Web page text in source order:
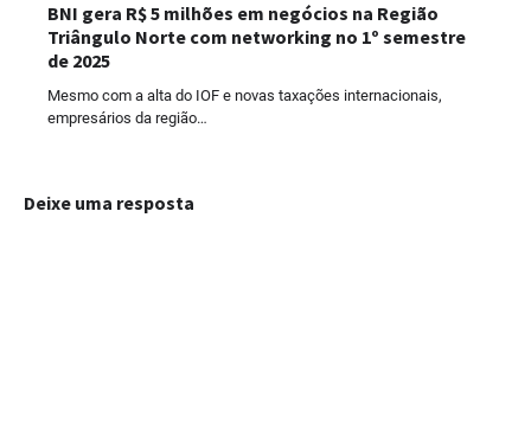
BNI gera R$ 5 milhões em negócios na Região
Triângulo Norte com networking no 1º semestre
de 2025
Mesmo com a alta do IOF e novas taxações internacionais,
empresários da região…
Deixe uma resposta